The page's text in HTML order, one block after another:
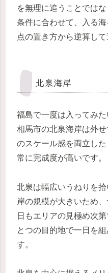
を無理に追うことでは
条件に合わせて、入る
点の置き方から逆算して
北泉海岸
福島で一度は入ってみ
相馬市の北泉海岸は外
のスケール感を両立し
常に完成度が高いです。
北泉は幅広いうねりを
岸の規模が大きいため
日もエリアの見極め次
とつの目的地で一日を
す。